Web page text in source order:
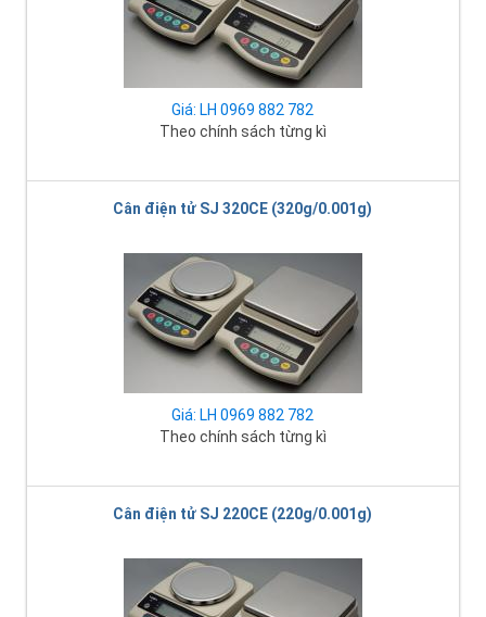
Giá: LH 0969 882 782
Theo chính sách từng kì
Cân điện tử SJ 320CE (320g/0.001g)
Giá: LH 0969 882 782
Theo chính sách từng kì
Cân điện tử SJ 220CE (220g/0.001g)